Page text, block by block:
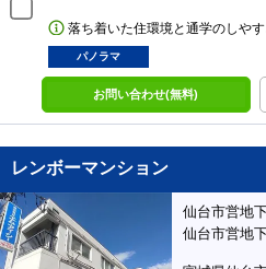
落ち着いた住環境と通学のしや
パノラマ
お問い合わせ(無料)
レンボーマンション
仙台市営地
仙台市営地